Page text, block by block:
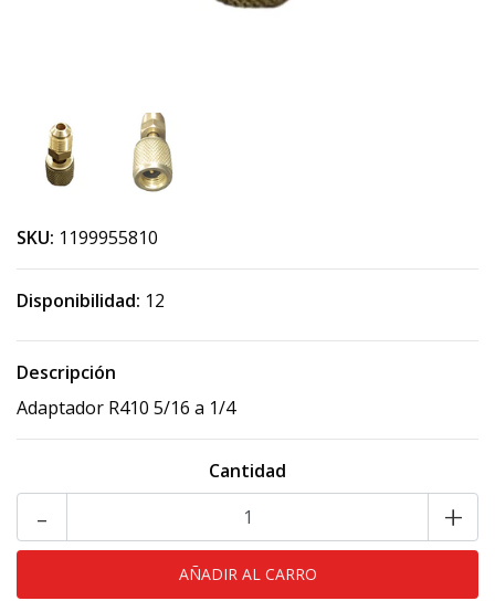
SKU: 1199955810
Disponibilidad: 12
Descripción
Adaptador R410 5/16 a 1/4
Cantidad
- +